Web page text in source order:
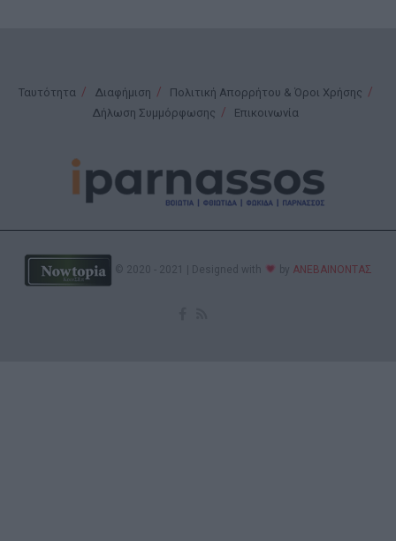
Ταυτότητα Διαφήμιση
Πολιτική Απορρήτου & Όροι Χρήσης
Δήλωση Συμμόρφωσης
Επικοινωνία
© 2020 - 2021 | Designed with by ΑΝΕΒΑΙΝΟΝΤΑΣ